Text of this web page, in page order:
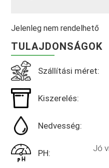
Jelenleg nem rendelhető
TULAJDONSÁGOK
Szállítási méret:
Kiszerelés:
Nedvesség:
PH: Jó